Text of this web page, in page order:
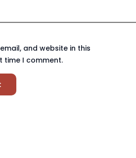
and website in this
time I comment.